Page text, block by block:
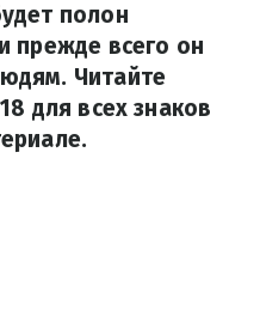
полон
прежде всего он
Читайте
для всех знаков